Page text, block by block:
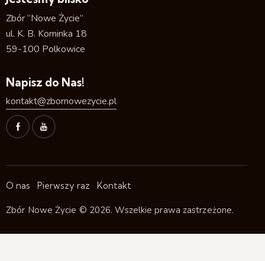
Zbór “Nowe Życie”
ul. K. B. Kominka 18
59-100 Polkowice
Napisz do Nas!
kontakt@zbornowezycie.pl
O nas Pierwszy raz Kontakt
Zbór Nowe Życie © 2026. Wszelkie prawa zastrzeżone.